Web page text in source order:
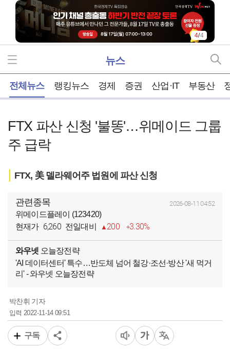
4/4
뉴스
전체뉴스 랭킹뉴스 경제 증권 산업·IT 부동산
FTX 파산 신청 '불똥'…위메이드 그룹
주 급락
FTX, 美 델라웨어주 법원에 파산 신청
관련종목 2026-08-11 04:52
위메이드플레이 (123420)
현재가 6,260 전일대비 200 3.30%
와우넷 오늘장전략
'AI 데이터센터' 특수…반도체 넘어 철강·조선·방산 '새 먹거
리' - 와우넷 오늘장전략
박찬휘 기자
입력2022-11-14 09:51
구독